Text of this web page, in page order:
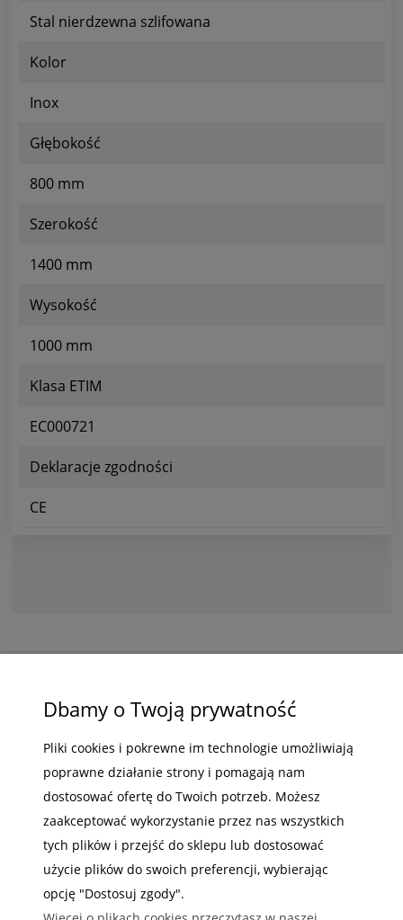
Stal nierdzewna szlifowana
Kolor
Inox
Głębokość
800 mm
Szerokość
1400 mm
Wysokość
1000 mm
Klasa ETIM
EC000721
Deklaracje zgodności
CE
ZAKUPY
POMOC
MOJE KONTO
INFORMACJE
Dbamy o Twoją prywatność
Pliki cookies i pokrewne im technologie umożliwiają
poprawne działanie strony i pomagają nam
dostosować ofertę do Twoich potrzeb. Możesz
zaakceptować wykorzystanie przez nas wszystkich
tych plików i przejść do sklepu lub dostosować
użycie plików do swoich preferencji, wybierając
opcję "Dostosuj zgody".